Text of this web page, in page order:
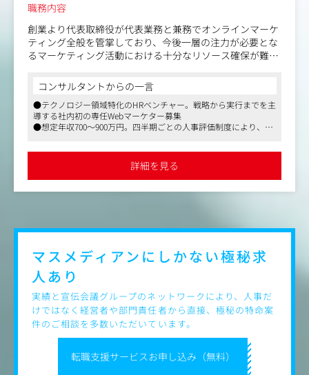
ータベース、累計クチコミ数は2,230万件）
・ユーザー体験に重きを置いており、短期ではなく中長期
を見据えたSEOを重視
・組織再構築のタイミングになります。チームをこれから
一緒に作っていきましょう。
職務内容
創業より代表取締役が代表業務と兼務でオンラインマーケ
ティング全般を管掌しており、今後一層の注力が必要とな
るマーケティング活動における十分なリソース確保が難し
募集することになりました。
◆具体的な業務
・オウンドメディア運用におけるSEO戦略の設計および実
行
・LP、サイトディレクション
・他認知系媒体への出稿プランニングとディレクション
きます。
◆特徴（弊社にジョイン頂くことの魅力）
①Webのみならず、認知系媒体でのプロモーションもお任
せします
直近ではタクシー広告含め複数の認知系媒体へのプロモー
ションも予定しており、今後も継続的に認知施策にも注力
コンサルタントからの一言
●テクノロジー領域特化のHRベンチャー。戦略から実行までを主
導する社内初の専任Webマーケター募集
●想定年収700～900万円。四半期ごとの人事評価制度により、ス
体への広告出稿など裁量大きく活躍できます
詳細を見る
転職支援サービスお申し込み（無料）
マスメディアンにしかない極秘求
人あり
実績と宣伝会議グループのネットワークにより、人事だ
けではなく経営者や部門責任者から直接、極秘の特命案
件のご相談を多数いただいています。